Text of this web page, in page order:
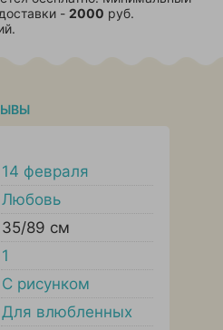
- 2000 руб.
14 февраля
Любовь
35/89 см
1
С рисунком
Для влюбленных